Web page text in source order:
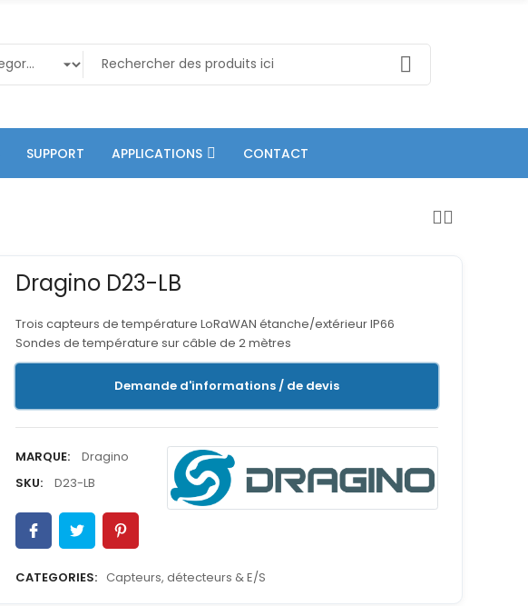
SUPPORT APPLICATIONS CONTACT
Dragino D23-LB
Trois capteurs de température LoRaWAN étanche/extérieur IP66
Sondes de température sur câble de 2 mètres
Demande d'informations / de devis
MARQUE:
Dragino
SKU:
D23-LB
CATEGORIES: Capteurs, détecteurs & E/S